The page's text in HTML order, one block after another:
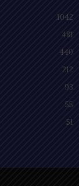
1042
481
440
212
93
55
51